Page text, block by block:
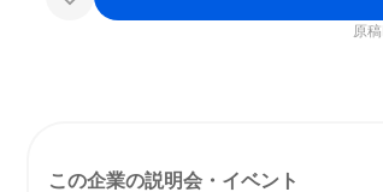
原稿
この企業の説明会・イベント